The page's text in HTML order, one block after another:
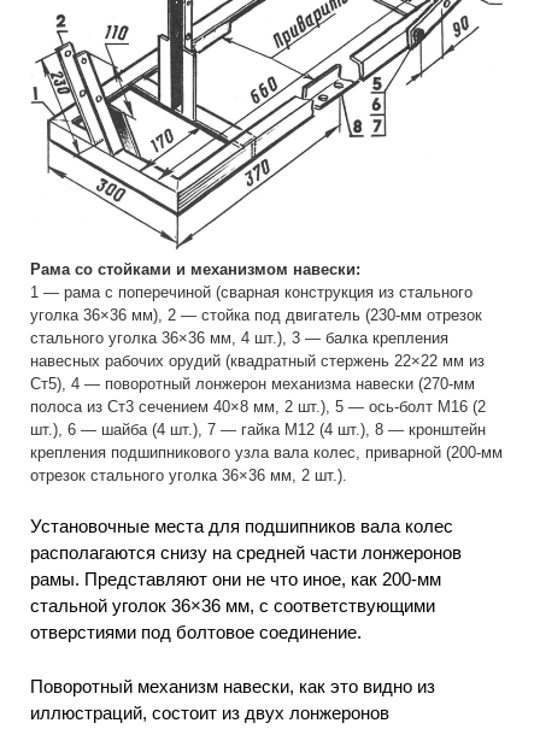
Рама со стойками и механизмом навески:
1 — рама с поперечиной (сварная конструкция из стального
уголка 36×36 мм), 2 — стойка под двигатель (230-мм отрезок
стального уголка 36×36 мм, 4 шт.), 3 — балка крепления
навесных рабочих орудий (квадратный стержень 22×22 мм из
Ст5), 4 — поворотный лонжерон механизма навески (270-мм
полоса из Ст3 сечением 40×8 мм, 2 шт.), 5 — ось-болт М16 (2
шт.), 6 — шайба (4 шт.), 7 — гайка М12 (4 шт.), 8 — кронштейн
крепления подшипникового узла вала колес, приварной (200-мм
отрезок стального уголка 36×36 мм, 2 шт.).
Установочные места для подшипников вала колес
располагаются снизу на средней части лонжеронов
рамы. Представляют они не что иное, как 200-мм
стальной уголок 36×36 мм, с соответствующими
отверстиями под болтовое соединение.
Поворотный механизм навески, как это видно из
иллюстраций, состоит из двух лонжеронов